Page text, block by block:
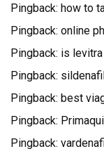
Pingback: how to
Pingback: online
Pingback: is
Pingback:
Pingback: best
Pingback:
Pingback: